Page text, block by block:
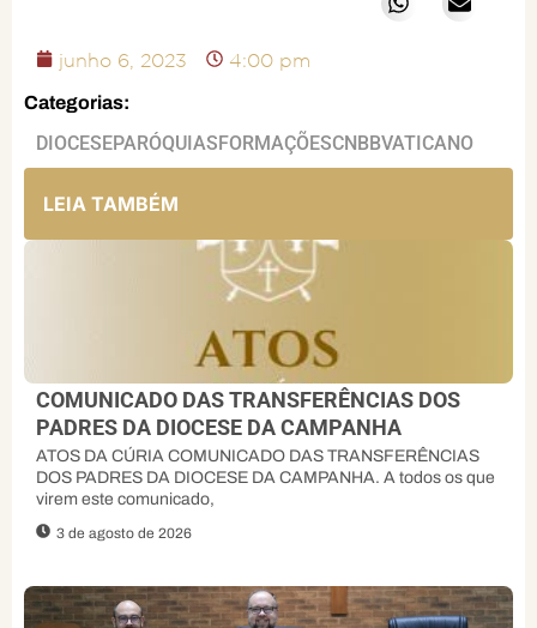
junho 6, 2023 4:00 pm
Categorias:
DIOCESEPARÓQUIASFORMAÇÕESCNBBVATICANO
LEIA TAMBÉM
COMUNICADO DAS TRANSFERÊNCIAS DOS
PADRES DA DIOCESE DA CAMPANHA
ATOS DA CÚRIA COMUNICADO DAS TRANSFERÊNCIAS
DOS PADRES DA DIOCESE DA CAMPANHA. A todos os que
virem este comunicado,
3 de agosto de 2026